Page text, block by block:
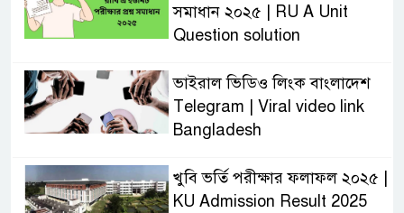
সমাধান ২০২৫ | RU A Unit
Question solution
ভাইরাল ভিডিও লিংক বাংলাদেশ
Telegram | Viral video link
Bangladesh
খুবি ভর্তি পরীক্ষার ফলাফল ২০২৫ |
KU Admission Result 2025